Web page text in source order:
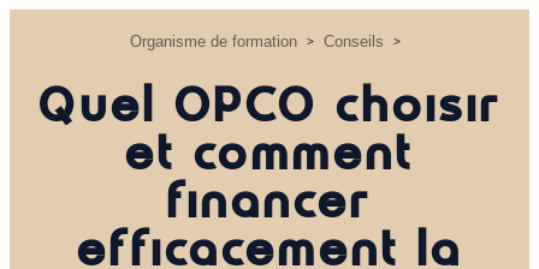
Organisme de formation > Conseils >
Quel OPCO choisir
et comment
financer
efficacement la